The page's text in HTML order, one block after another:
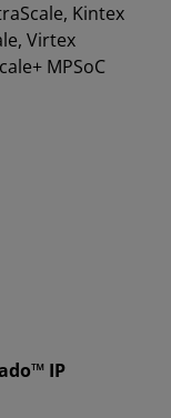
Kintex
Virtex
MPSoC
IP